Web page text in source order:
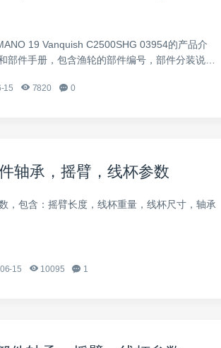
19 Vanquish C2500SHG 03954的产品介
部件手册，包含渔轮的部件编号，部件分装说明
15 7820 0
轴承，摇臂，线杯参数
，包含：摇臂长度，线杯重量，线杯尺寸，轴承
15 10095 1